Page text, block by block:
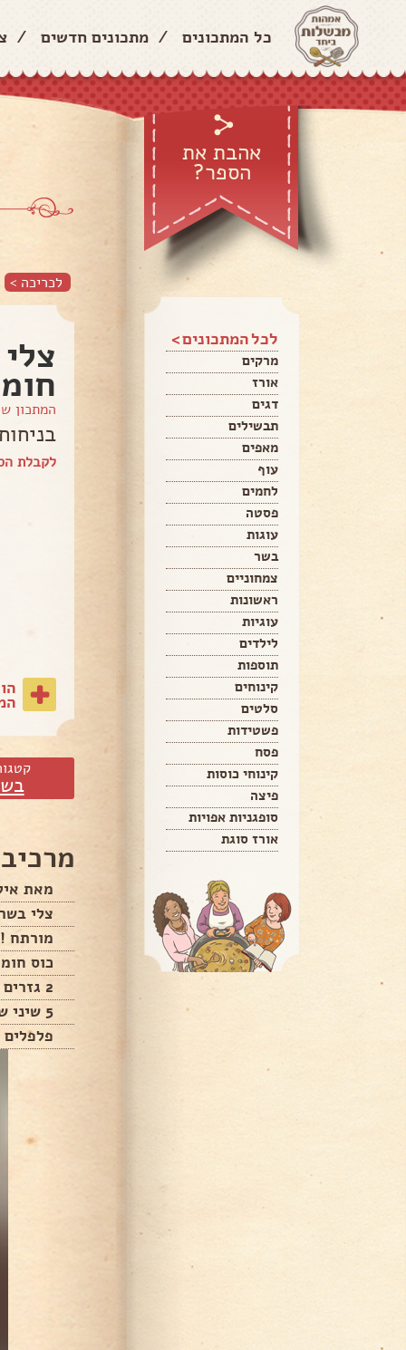
כל המתכונים / מתכונים חדשים /
אהבת את
הספר?
לכל המתכונים >
מרקים
אורז
דגים
תבשילים
מאפים
עוף
לחמים
פסטה
עוגות
בשר
צמחוניים
ראשונות
עוגיות
לילדים
תוספות
קינוחים
סלטים
פשטידות
פסח
קינוחי כוסות
פיצה
סופגניות אפויות
אורז סוגת
לכריכה >
המתכון
לקבלת
מאת
צלי בשר
מורתח !
כוס
2 גזרים ללא קליפה חתוכים לאורך
5 שיני שום מגורדות